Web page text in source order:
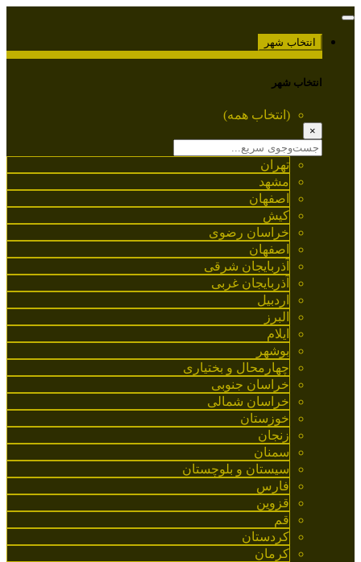
انتخاب شهر
انتخاب شهر
(انتخاب همه)
×
تهران
مشهد
اصفهان
کیش
خراسان رضوی
اصفهان
آذربایجان شرقی
آذربایجان غربی
اردبیل
البرز
ایلام
بوشهر
چهارمحال و بختیاری
خراسان جنوبی
خراسان شمالی
خوزستان
زنجان
سمنان
سیستان و بلوچستان
فارس
قزوین
قم
کردستان
کرمان